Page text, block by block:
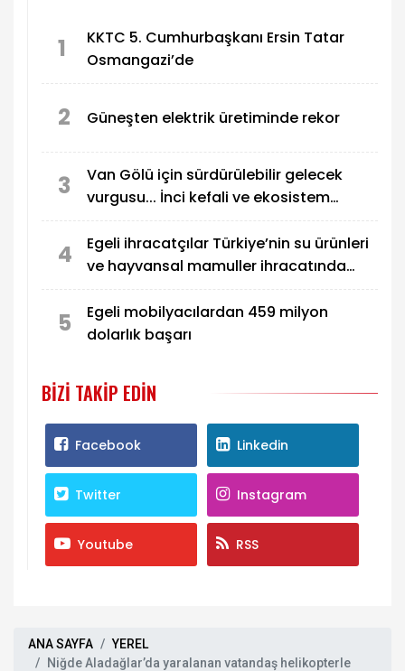
1
KKTC 5. Cumhurbaşkanı Ersin Tatar
Osmangazi’de
2 Güneşten elektrik üretiminde rekor
3
Van Gölü için sürdürülebilir gelecek
vurgusu... İnci kefali ve ekosistem
4
Egeli ihracatçılar Türkiye’nin su ürünleri
ve hayvansal mamuller ihracatında
5
Egeli mobilyacılardan 459 milyon
dolarlık başarı
BIZI TAKIP EDIN
Facebook Linkedin
Twitter Instagram
Youtube RSS
ANA SAYFA
YEREL
Niğde Aladağlar’da yaralanan vatandaş helikopterle